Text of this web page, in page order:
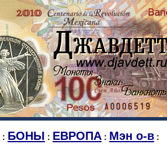
: БОНЫ : ЕВРОПА : Мэн о-в :